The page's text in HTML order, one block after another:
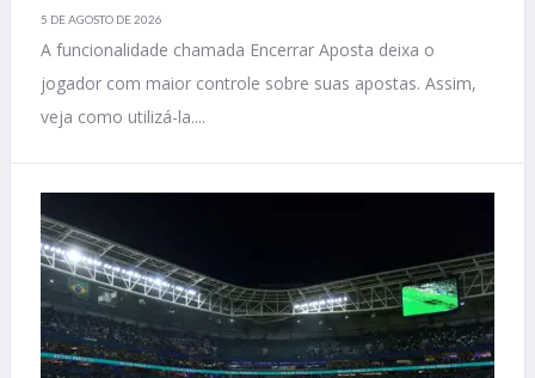
5 DE AGOSTO DE 2026
A funcionalidade chamada Encerrar Aposta deixa o
jogador com maior controle sobre suas apostas. Assim,
veja como utilizá-la....